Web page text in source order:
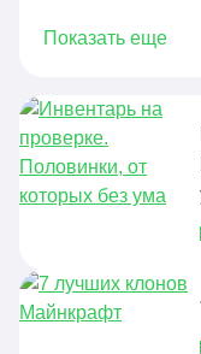
Показать еще